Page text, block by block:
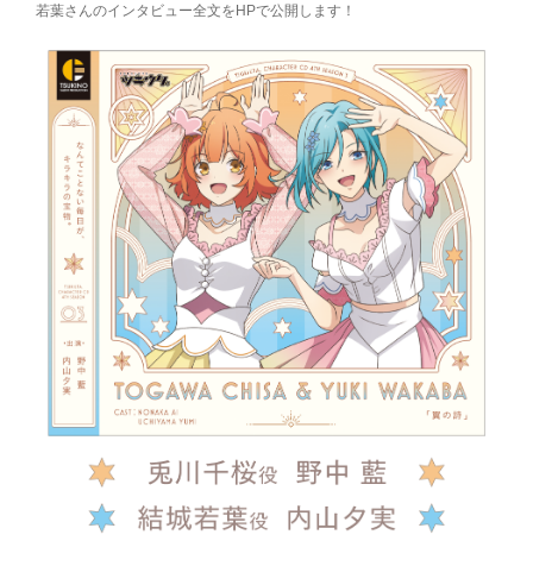
若葉さんのインタビュー全文をHPで公開します！